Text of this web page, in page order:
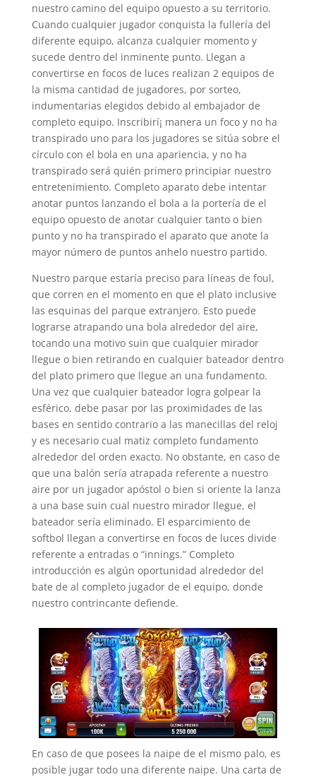
nuestro camino del equipo opuesto a su territorio.
Cuando cualquier jugador conquista la fullería del
diferente equipo, alcanza cualquier momento y
sucede dentro del inminente punto. Llegan a
convertirse en focos de luces realizan 2 equipos de
la misma cantidad de jugadores, por sorteo,
indumentarias elegidos debido al embajador de
completo equipo. Inscribirí¡ manera un foco y no ha
transpirado uno para los jugadores se sitúa sobre el
círculo con el bola en una apariencia, y no ha
transpirado será quién primero principiar nuestro
entretenimiento. Completo aparato debe intentar
anotar puntos lanzando el bola a la portería de el
equipo opuesto de anotar cualquier tanto o bien
punto y no ha transpirado el aparato que anote la
mayor número de puntos anhelo nuestro partido.
Nuestro parque estaría preciso para líneas de foul,
que corren en el momento en que el plato inclusive
las esquinas del parque extranjero. Esto puede
lograrse atrapando una bola alrededor del aire,
tocando una motivo suin que cualquier mirador
llegue o bien retirando en cualquier bateador dentro
del plato primero que llegue an una fundamento.
Una vez que cualquier bateador logra golpear la
esférico, debe pasar por las proximidades de las
bases en sentido contrario a las manecillas del reloj
y es necesario cual matiz completo fundamento
alrededor del orden exacto. No obstante, en caso de
que una balón serí­a atrapada referente a nuestro
aire por un jugador apóstol o bien si oriente la lanza
a una base suin cual nuestro mirador llegue, el
bateador serí­a eliminado. El esparcimiento de
softbol llegan a convertirse en focos de luces divide
referente a entradas o “innings.” Completo
introducción es algún oportunidad alrededor del
bate de al completo jugador de el equipo, donde
nuestro contrincante defiende.
En caso de que posees la naipe de el mismo palo, es
posible jugar todo una diferente naipe. Una carta de